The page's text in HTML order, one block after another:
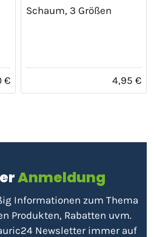
€
Schaum, 3 Größen
4,95 €
Anmeldung
Informationen zum Thema
Produkten, Rabatten uvm.
Newsletter immer auf